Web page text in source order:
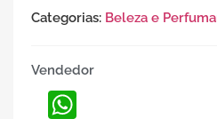
Categorias: Beleza e
Vendedor